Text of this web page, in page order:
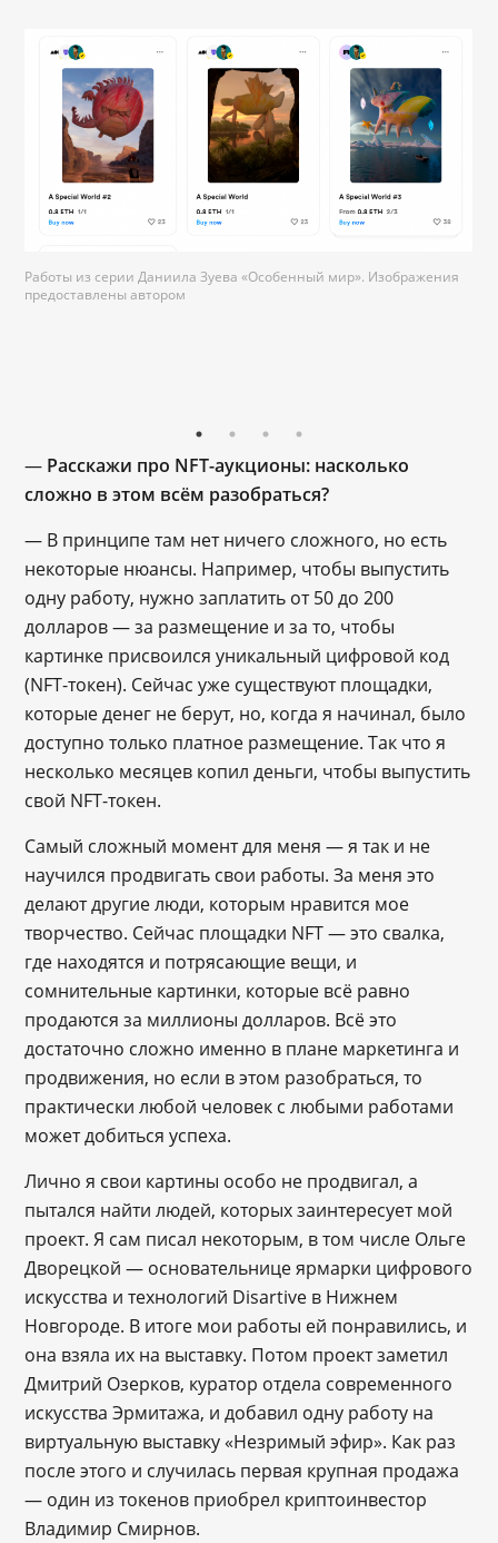
Работы из серии Даниила Зуева «Особенный мир». Изображения
предоставлены автором
— Расскажи про NFT-аукционы: насколько
сложно в этом всём разобраться?
— В принципе там нет ничего сложного, но есть
некоторые нюансы. Например, чтобы выпустить
одну работу, нужно заплатить от 50 до 200
долларов — за размещение и за то, чтобы
картинке присвоился уникальный цифровой код
(NFT-токен). Сейчас уже существуют площадки,
которые денег не берут, но, когда я начинал, было
доступно только платное размещение. Так что я
несколько месяцев копил деньги, чтобы выпустить
свой NFT-токен.
Самый сложный момент для меня — я так и не
научился продвигать свои работы. За меня это
делают другие люди, которым нравится мое
творчество. Сейчас площадки NFT — это свалка,
где находятся и потрясающие вещи, и
сомнительные картинки, которые всё равно
продаются за миллионы долларов. Всё это
достаточно сложно именно в плане маркетинга и
продвижения, но если в этом разобраться, то
практически любой человек с любыми работами
может добиться успеха.
Лично я свои картины особо не продвигал, а
пытался найти людей, которых заинтересует мой
проект. Я сам писал некоторым, в том числе Ольге
Дворецкой — основательнице ярмарки цифрового
искусства и технологий Disartive в Нижнем
Новгороде. В итоге мои работы ей понравились, и
она взяла их на выставку. Потом проект заметил
Дмитрий Озерков, куратор отдела современного
искусства Эрмитажа, и добавил одну работу на
виртуальную выставку «Незримый эфир». Как раз
после этого и случилась первая крупная продажа
— один из токенов приобрел криптоинвестор
Владимир Смирнов.